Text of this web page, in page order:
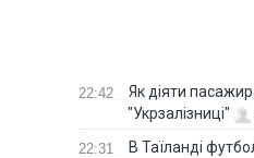
22:42
Як діяти
"Укрзалізниці"
22:31
В Таїланді